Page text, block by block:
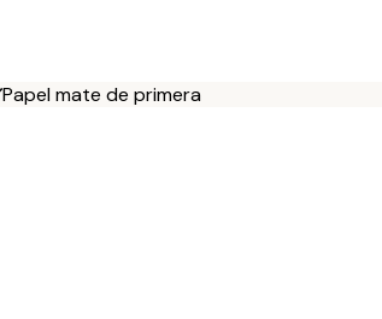
Papel mate de primera